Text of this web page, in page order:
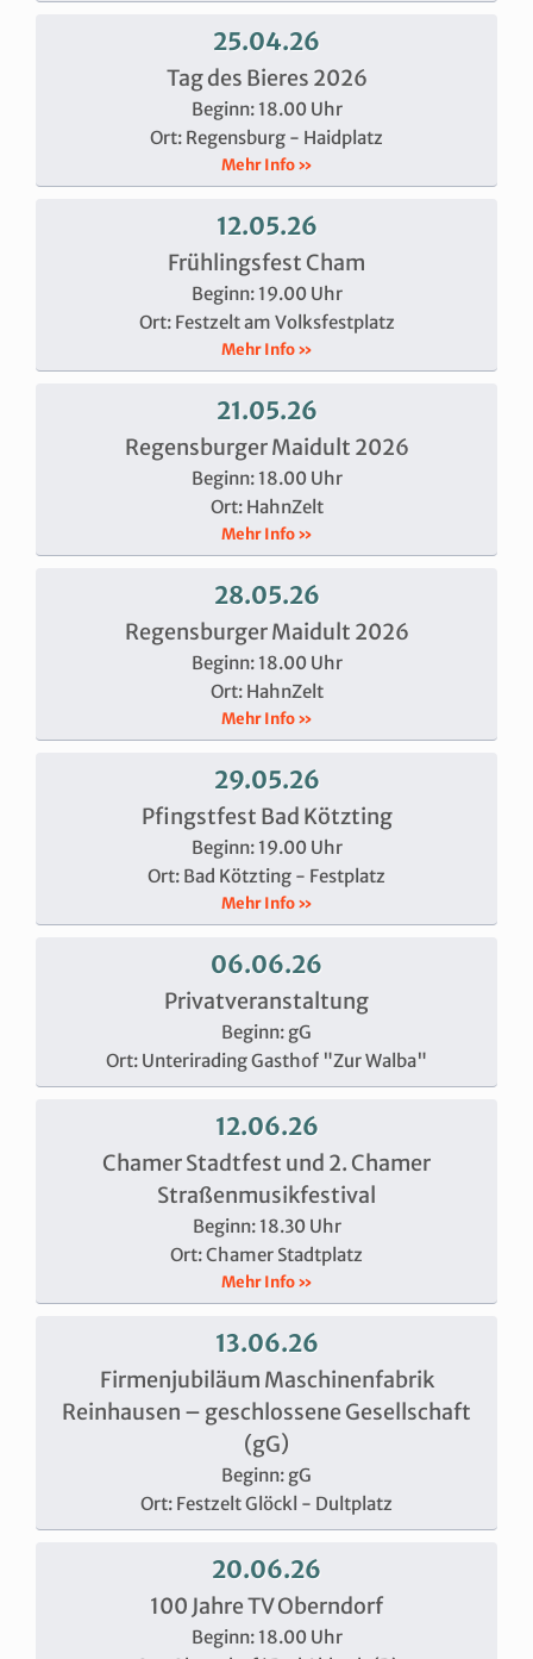
25.04.26
Tag des Bieres 2026
Beginn: 18.00 Uhr
Ort: Regensburg - Haidplatz
Mehr Info »
12.05.26
Frühlingsfest Cham
Beginn: 19.00 Uhr
Ort: Festzelt am Volksfestplatz
Mehr Info »
21.05.26
Regensburger Maidult 2026
Beginn: 18.00 Uhr
Ort: HahnZelt
Mehr Info »
28.05.26
Regensburger Maidult 2026
Beginn: 18.00 Uhr
Ort: HahnZelt
Mehr Info »
29.05.26
Pfingstfest Bad Kötzting
Beginn: 19.00 Uhr
Ort: Bad Kötzting - Festplatz
Mehr Info »
06.06.26
Privatveranstaltung
Beginn: gG
Ort: Unterirading Gasthof "Zur Walba"
12.06.26
Chamer Stadtfest und 2. Chamer
Straßenmusikfestival
Beginn: 18.30 Uhr
Ort: Chamer Stadtplatz
Mehr Info »
13.06.26
Firmenjubiläum Maschinenfabrik
Reinhausen – geschlossene Gesellschaft
(gG)
Beginn: gG
Ort: Festzelt Glöckl - Dultplatz
20.06.26
100 Jahre TV Oberndorf
Beginn: 18.00 Uhr